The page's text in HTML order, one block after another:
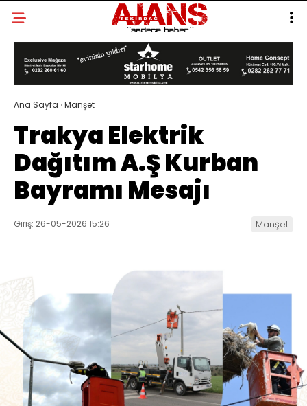
Ana Sayfa ›Manşet
Trakya Elektrik
Dağıtım A.Ş Kurban
Bayramı Mesajı
Giriş: 26-05-2026 15:26 Manşet